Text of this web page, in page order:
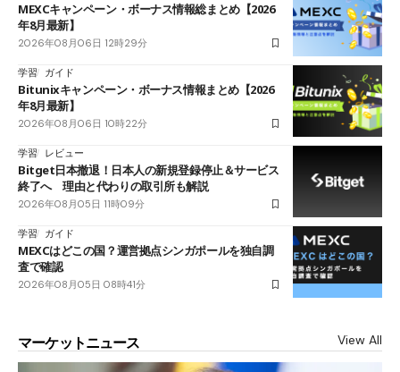
MEXCキャンペーン・ボーナス情報総まとめ【2026
年8月最新】
2026年08月06日 12時29分
学習 ガイド
Bitunixキャンペーン・ボーナス情報まとめ【2026
年8月最新】
2026年08月06日 10時22分
学習 レビュー
Bitget日本撤退！日本人の新規登録停止＆サービス
終了へ 理由と代わりの取引所も解説
2026年08月05日 11時09分
学習 ガイド
MEXCはどこの国？運営拠点シンガポールを独自調
査で確認
2026年08月05日 08時41分
マーケットニュース View All